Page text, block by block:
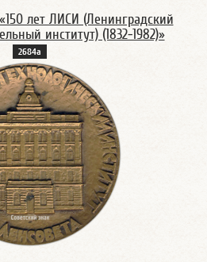
лет ЛИСИ (Ленинградский
институт) (1832-1982)»
2684а